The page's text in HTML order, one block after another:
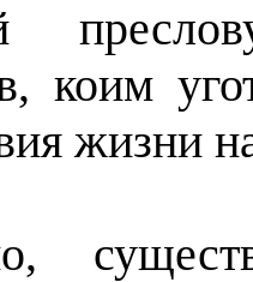
коим
жизни